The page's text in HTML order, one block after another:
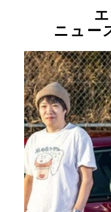
ニュー